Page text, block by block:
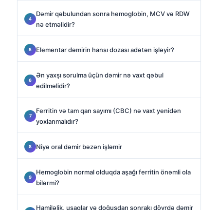
Dəmir qəbulundan sonra hemoglobin, MCV və RDW
nə etməlidir?
Elementar dəmirin hansı dozası adətən işləyir?
Ən yaxşı sorulma üçün dəmir nə vaxt qəbul
edilməlidir?
Ferritin və tam qan sayımı (CBC) nə vaxt yenidən
yoxlanmalıdır?
Niyə oral dəmir bəzən işləmir
Hemoglobin normal olduqda aşağı ferritin önəmli ola
bilərmi?
Hamiləlik, uşaqlar və doğuşdan sonrakı dövrdə dəmir